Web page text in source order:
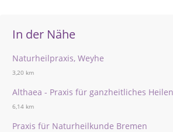
In der Nähe
Naturheilpraxis, Weyhe
3,20 km
Althaea - Praxis für ganzheitliches
6,14 km
Praxis für Naturheilkunde Bremen